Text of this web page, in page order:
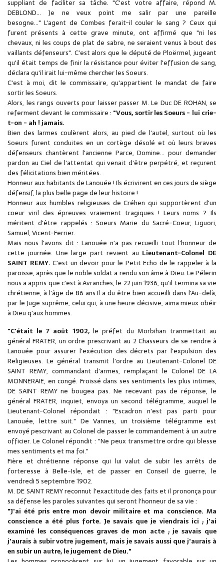
suppliant de faciliter sa tâche. "C'est votre affaire, répond M.
DEBLOND... Je ne veux point me salir par une pareille
besogne..." L'agent de Combes ferait-il couler le sang ? Ceux qui
furent présents à cette grave minute, ont affirmé que "ni les
chevaux, ni les coups de plat de sabre, ne seraient venus à bout des
vaillants défenseurs". C'est alors que le député de Ploërmel, jugeant
qu'il était temps de finir la résistance pour éviter l'effusion de sang,
déclara qu'il irait lui-même chercher les Soeurs.
C'est à moi, dit le commissaire, qu'appartient le mandat de faire
sortir les Soeurs.
Alors, les rangs ouverts pour laisser passer M. Le Duc DE ROHAN, se
referment devant le commissaire : "Vous, sortir les Soeurs - lui crie-
t-on - ah ! jamais.
Bien des larmes coulèrent alors, au pied de l'autel, surtout où les
Soeurs furent conduites en un cortège désolé et où leurs braves
défenseurs chantèrent l'ancienne Parce, Domine... pour demander
pardon au Ciel de l'attentat qui venait d'être perpétré, et reçurent
des félicitations bien méritées.
Honneur aux habitants de Lanouée ! Ils écrivirent en ces jours de siège
défensif, la plus belle page de leur histoire !
Honneur aux humbles religieuses de Créhen qui supportèrent d'un
coeur viril des épreuves vraiement tragiques ! Leurs noms ? Ils
méritent d'être rappelés : Soeurs Marie du Sacré-Coeur, Liguori,
Samuel, Vicent-Ferrier.
Mais nous l'avons dit : Lanouée n'a pas recueilli tout l'honneur de
cette journée. Une large part revient au Lieutenant-Colonel DE
SAINT REMY. C'est un devoir pour le Petit Echo de le rappeler à la
paroisse, après que le noble soldat a rendu son âme à Dieu. Le Pélerin
nous a appris que c'est à Avranches, le 22 juin 1936, qu'il termina sa vie
chrétienne, à l'âge de 86 ans.Il a du être bien accueilli dans l'Au-delà,
par le Juge suprême, celui qui, à une heure décisive, aima mieux obéir
à Dieu q'aux hommes.
"C'était le 7 août 1902,le préfet du Morbihan tranmettait au
général FRATER, un ordre prescrivant au 2 Chasseurs de se rendre à
Lanouée pour assurer l'exécution des décrets par l'expulsion des
Religieuses. Le général transmit l'ordre au Lieutenant-Colonel DE
SAINT REMY, commandant d'armes, remplaçant le Colonel DE LA
MONNERAIE, en congé. Froissé dans ses sentiments les plus intimes,
DE SAINT REMY ne bougea pas. Ne recevant pas de réponse, le
général FRATER, inquiet, envoya un second télégramme, auquel le
Lieutenant-Colonel répondait : "Escadron n'est pas parti pour
Lanouée, lettre suit." De Vannes, un troisième télégramme est
envoyé pescrivant au Colonel de passer le commandement à un autre
officier. Le Colonel répondit : "Ne peux transmettre ordre qui blesse
mes sentiments et ma foi."
Fière et chrétienne réponse qui lui valut de subir les arrêts de
forteresse à Belle-Isle, et de passer en Conseil de guerre, le
vendredi 5 septembre 1902.
M. DE SAINT REMY reconnut l'exactitude des faits et il prononça pour
sa défense les paroles suivantes qui seront l'honneur de sa vie :
"J'ai été pris entre mon devoir militaire et ma conscience. Ma
conscience a été plus forte. Je savais que je viendrais ici ; j'ai
examiné les conséquences graves de mon acte ; je savais que
j'aurais à subir votre jugement, mais je savais aussi que j'aurais à
en subir un autre, le jugement de Dieu."